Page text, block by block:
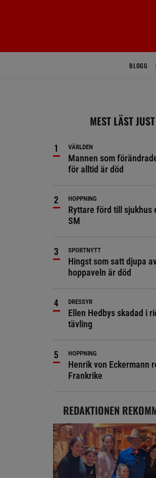
BLOGG
MEST LÄST
VÄRLDEN
Mannen som
för alltid är död
HOPPNING
Ryttare förd till sjukhus
SM
SPORTNYTT
Hingst som satt djupa
hoppaveln är död
DRESSYR
Ellen Hedbys skadad i
tävling
HOPPNING
Henrik von Eckermann
Frankrike
REDAKTIONEN